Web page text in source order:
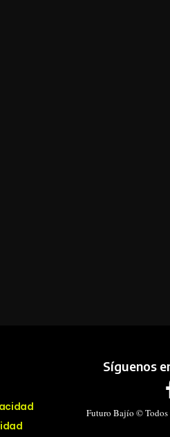
Síguenos
Futuro Bajío © Todos